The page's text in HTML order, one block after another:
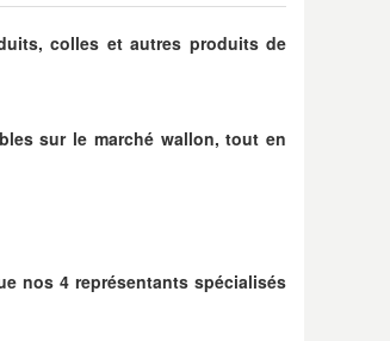
colles et autres produits de
sur le marché wallon, tout en
nos 4 représentants spécialisés